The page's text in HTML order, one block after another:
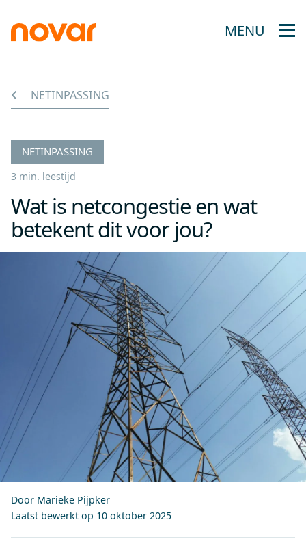
MENU
NETINPASSING
NETINPASSING
3 min. leestijd
Wat is netcongestie en wat
betekent dit voor jou?
Door Marieke Pijpker
Laatst bewerkt op 10 oktober 2025